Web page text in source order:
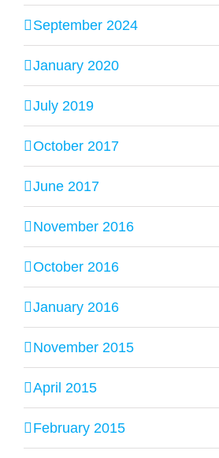
September 2024
January 2020
July 2019
October 2017
June 2017
November 2016
October 2016
January 2016
November 2015
April 2015
February 2015